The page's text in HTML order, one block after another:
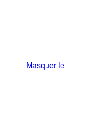
Masquer le